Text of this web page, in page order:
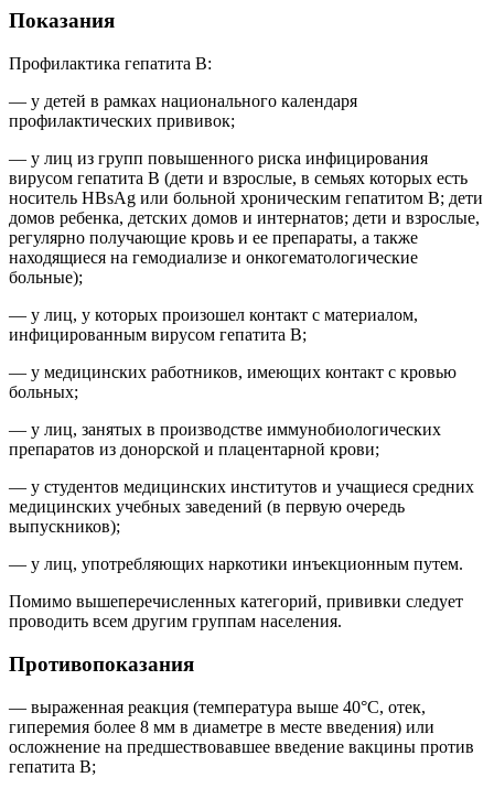
Показания
Профилактика гепатита В:
— у детей в рамках национального календаря
профилактических прививок;
— у лиц из гpупп повышенного риска инфицирования
вирусом гепатита В (дети и взрослые, в семьях которых есть
носитель HBsAg или больной хроническим гепатитом В; дети
домов ребенка, детских домов и интернатов; дети и взрослые,
регулярно получающие кровь и ее препараты, а также
находящиеся на гемодиализе и онкогематологические
больные);
— у лиц, у которых произошел контакт с материалом,
инфицированным вирусом гепатита В;
— у медицинских работников, имеющих контакт с кровью
больных;
— у лиц, занятых в производстве иммунобиологических
препаратов из донорской и плацентарной крови;
— у студентов медицинских институтов и учащиеся средних
медицинских учебных заведений (в первую очередь
выпускников);
— у лиц, употребляющих наркотики инъекционным путем.
Помимо вышеперечисленных категорий, прививки следует
проводить всем другим группам населения.
Противопоказания
— выраженная реакция (температура выше 40°С, отек,
гиперемия более 8 мм в диаметре в месте введения) или
осложнение на предшествовавшее введение вакцины против
гепатита В;